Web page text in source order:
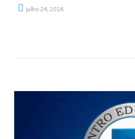
julho 24, 2026